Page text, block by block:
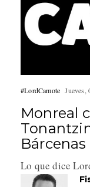
#LordCamote Jueves,
Monreal
Bárcenas
Lo que dice